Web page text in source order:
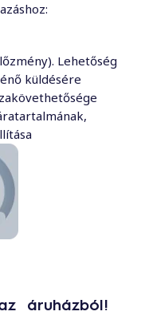
Lehetőség
küldésére
áruházból!